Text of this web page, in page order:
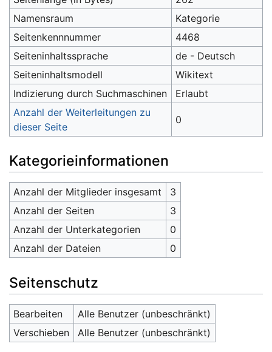
Namensraum
Kategorie
Seitenkennnummer
4468
Seiteninhaltssprache
de - Deutsch
Seiteninhaltsmodell
Wikitext
Indizierung durch Suchmaschinen
Erlaubt
Anzahl der Weiterleitungen zu
dieser Seite
0
Kategorieinformationen
Anzahl der Mitglieder insgesamt
3
Anzahl der Seiten
3
Anzahl der Unterkategorien
0
Anzahl der Dateien
0
Seitenschutz
Bearbeiten
Alle Benutzer (unbeschränkt)
Verschieben
Alle Benutzer (unbeschränkt)